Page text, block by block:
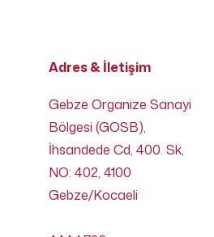
Adres & İletişim
Gebze Organize Sanayi
Bölgesi (GOSB),
İhsandede Cd, 400. Sk,
NO: 402, 4100
Gebze/Kocaeli